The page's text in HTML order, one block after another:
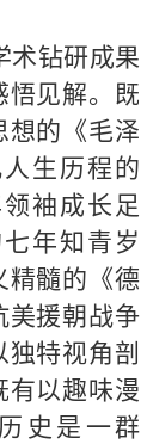
术钻研成果
悟见解。既
想的《毛泽
生历程的
袖成长足
年知青岁
精髓的《德
美援朝战争
特视角剖
有以趣味漫
史是一群